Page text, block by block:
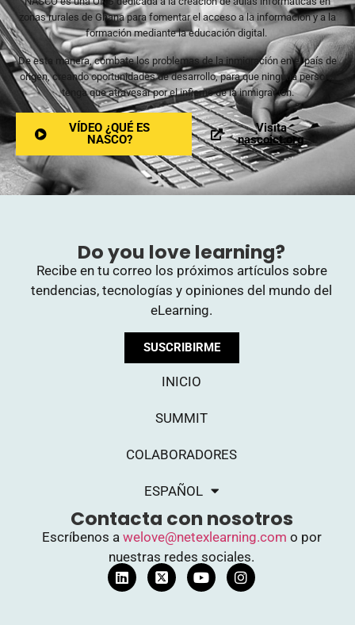
zonas rurales de Ghana para fomentar el acceso a la información y a la
formación mediante la educación digital.
De esta manera, combate los problemas de la inmigración en el país de
origen, creando oportunidades de desarrollo, para que ninguna persona
tenga que atravesar por el infierno de la inmigración.
VÍDEO ¿QUÉ ES
NASCO?
Visita
nascoict.org
Do you love learning?
Recibe en tu correo los próximos artículos sobre
tendencias, tecnologías y opiniones del mundo del
eLearning.
SUSCRIBIRME
INICIO
SUMMIT
COLABORADORES
ESPAÑOL
Contacta con nosotros
Escríbenos a welove@netexlearning.com o por
nuestras redes sociales.